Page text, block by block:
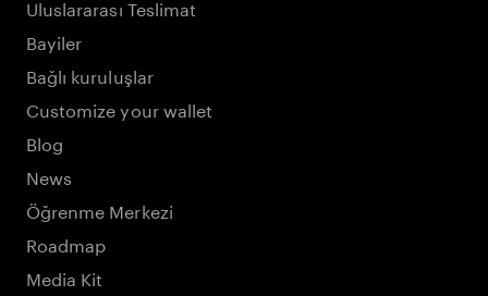
Uluslararası Teslimat
Bayiler
Bağlı kuruluşlar
Customize your wallet
Blog
News
Öğrenme Merkezi
Roadmap
Media Kit